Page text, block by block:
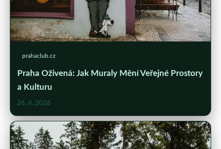
prahaclub.cz
Praha Oživená: Jak Muraly Mění Veřejné Prostory
a Kulturu
26. 6. 2026